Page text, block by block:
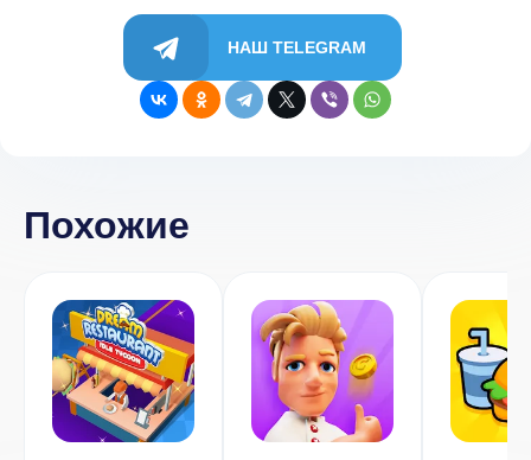
НАШ TELEGRAM
Похожие